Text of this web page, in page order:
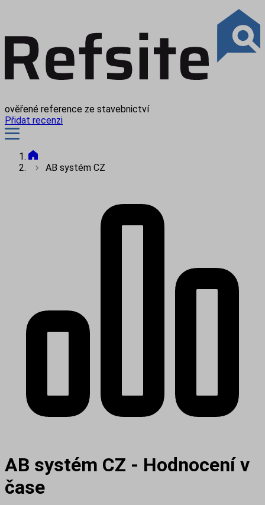
ověřené reference ze stavebnictví
Přidat recenzi
AB systém CZ
AB systém CZ - Hodnocení v
čase